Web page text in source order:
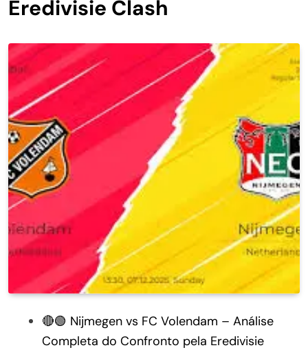
Eredivisie Clash
🔴🟢 Nijmegen vs FC Volendam – Análise
Completa do Confronto pela Eredivisie